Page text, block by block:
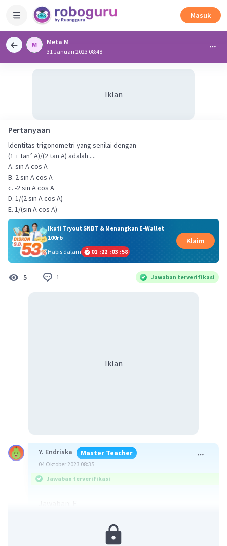
Masuk
Meta M
31 Januari 2023 08:48
Iklan
Pertanyaan
ldentitas trigonometri yang senilai dengan
(1 + tan² A)/(2 tan A) adalah ....
A. sin A cos A
B. 2 sin A cos A
c. -2 sin A cos A
D. 1/(2 sin A cos A)
E. 1/(sin A cos A)
Ikuti Tryout SNBT & Menangkan E-Wallet
100rb
Habis dalam
01 :22 :03 :58
Klaim
5 1 Jawaban terverifikasi
Iklan
Y. Endriska Master Teacher
04 Oktober 2023 08:35
Jawaban terverifikasi
Ingat konsep berikut ini: